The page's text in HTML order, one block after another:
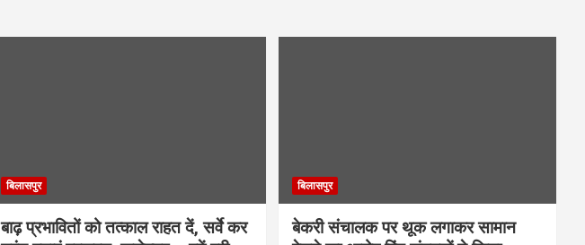
बिलासपुर
बाढ़ प्रभावितों को तत्काल राहत दें, सर्वे कर
बिलासपुर
बेकरी संचालक पर थूक लगाकर सामान